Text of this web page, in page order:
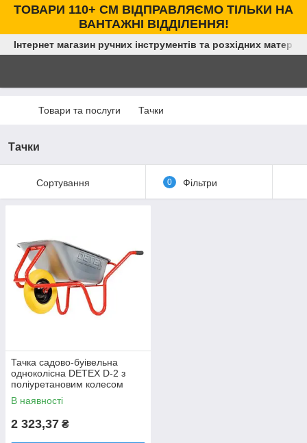
ТОВАРИ 110+ СМ ВІДПРАВЛЯЄМО ТІЛЬКИ НА
ВАНТАЖНІ ВІДДІЛЕННЯ!
Інтернет магазин ручних інструментів та розхідних
Товари та послуги Тачки
Тачки
Сортування 0 Фільтри
Тачка садово-буівельна
одноколісна DETEX D-2 з
поліуретановим колесом
4.0*8(підшипник), 85л, 180кг
(98-503-2) Поліуретанове
В наявності
2 323,37 ₴